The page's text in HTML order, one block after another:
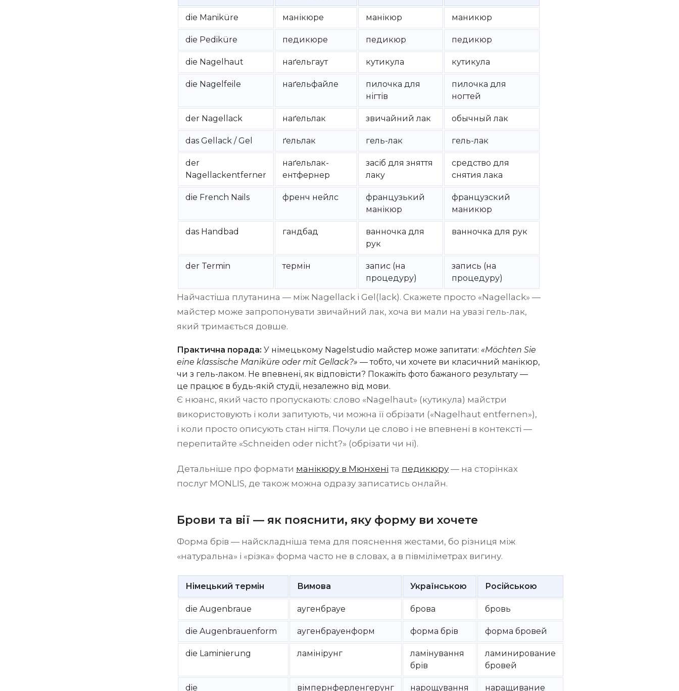
die Maniküre манікюре манікюр маникюр
die Pediküre педикюре педикюр педикюр
die Nagelhaut наґельгаут кутикула кутикула
die Nagelfeile наґельфайле
пилочка для
нігтів
пилочка для
ногтей
der Nagellack наґельлак звичайний лак обычный лак
das Gellack / Gel ґельлак гель-лак гель-лак
der
Nagellackentferner
наґельлак-
ентфернер
засіб для зняття
лаку
средство для
снятия лака
die French Nails френч нейлс
французький
манікюр
французский
маникюр
das Handbad гандбад
ванночка для
рук
ванночка для рук
der Termin термін
запис (на
процедуру)
запись (на
процедуру)
Найчастіша плутанина — між Nagellack і Gel(lack). Скажете просто «Nagellack» —
майстер може запропонувати звичайний лак, хоча ви мали на увазі гель-лак,
який тримається довше.
Практична порада: У німецькому Nagelstudio майстер може запитати: «Möchten Sie
eine klassische Maniküre oder mit Gellack?» — тобто, чи хочете ви класичний манікюр,
чи з гель-лаком. Не впевнені, як відповісти? Покажіть фото бажаного результату —
це працює в будь-якій студії, незалежно від мови.
Є нюанс, який часто пропускають: слово «Nagelhaut» (кутикула) майстри
використовують і коли запитують, чи можна її обрізати («Nagelhaut entfernen»),
і коли просто описують стан нігтя. Почули це слово і не впевнені в контексті —
перепитайте «Schneiden oder nicht?» (обрізати чи ні).
Детальніше про формати манікюру в Мюнхені та педикюру— на сторінках
послуг MONLIS, де також можна одразу записатись онлайн.
Брови та вії — як пояснити, яку форму ви хочете
Форма брів — найскладніша тема для пояснення жестами, бо різниця між
«натуральна» і «різка» форма часто не в словах, а в півміліметрах вигину.
Німецький термін Вимова Українською Російською
die Augenbraue аугенбрауе брова бровь
die Augenbrauenform аугенбрауенформ форма брів форма бровей
die Laminierung ламінірунг
ламінування
брів
ламинирование
бровей
die вімпернферленгерунг нарощування наращивание